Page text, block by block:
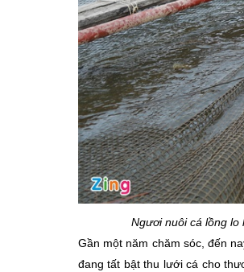
Ngươi nuôi cá lồng lo
Gần một năm chăm sóc, đến
đang tất bật thu lưới cá cho